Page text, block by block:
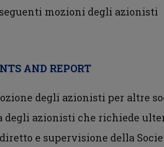
mozioni degli azionisti
AND REPORT
degli azionisti per altre
degli azionisti che richiede
e supervisione della